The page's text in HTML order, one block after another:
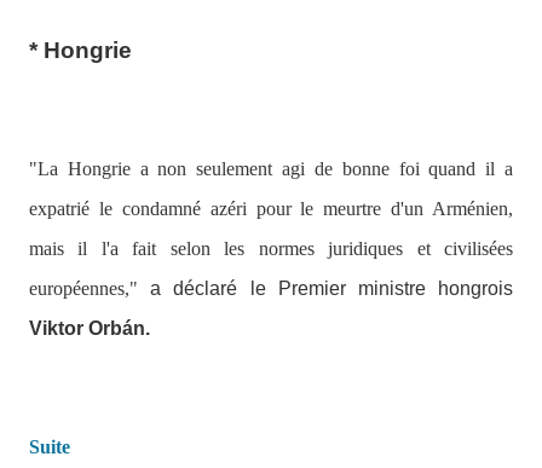
* Hongrie
"La Hongrie a non seulement agi de bonne foi quand il a
expatrié le condamné azéri pour le meurtre d'un Arménien,
mais il l'a fait selon les normes juridiques et civilisées
européennes," a déclaré le Premier ministre hongrois
Viktor Orbán.
Suite